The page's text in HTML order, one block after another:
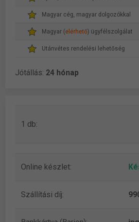
Magyar cég, magyar dolgozókkal
Magyar (elérhető) ügyfélszolgálat
Utánvétes rendelési lehetőség
Jótállás: 24 hónap
1 db:
Online készlet:
Szállítási díj: